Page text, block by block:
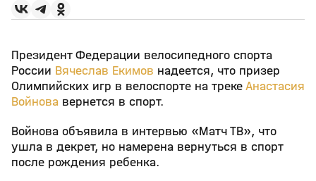
Президент Федерации велосипедного спорта
России Вячеслав Екимов надеется, что призер
Олимпийских игр в велоспорте на трекеАнастасия
Войнова вернется в спорт.
Войнова объявила в интервью «Матч ТВ», что
ушла в декрет, но намерена вернуться в спорт
после рождения ребенка.